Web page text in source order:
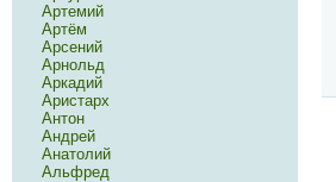
Артемий
Артём
Арсений
Арнольд
Аркадий
Аристарх
Антон
Андрей
Анатолий
Альфред